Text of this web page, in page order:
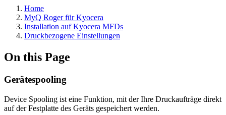
Home
MyQ Roger für Kyocera
Installation auf Kyocera MFDs
Druckbezogene Einstellungen
On this Page
Gerätespooling
Device Spooling ist eine Funktion, mit der Ihre Druckaufträge direkt
auf der Festplatte des Geräts gespeichert werden.